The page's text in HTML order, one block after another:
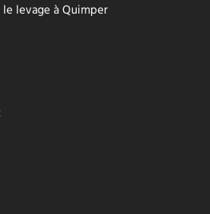
levage à Quimper